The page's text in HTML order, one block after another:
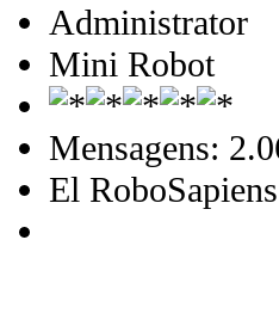
Administrator
Mini Robot
Mensagens:
El RoboSapiens